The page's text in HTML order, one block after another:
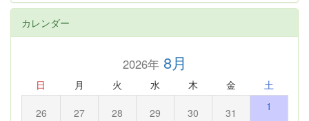
カレンダー
2026年8月
日 月 火 水 木 金 土
26 27 28 29 30 31 1